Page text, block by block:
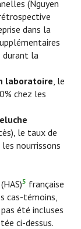
(Nguyen
dans la
durant la
laboratoire, le
chez les
le taux de
nourrissons
5 française
cas-témoins,
été incluses
ci-dessus.